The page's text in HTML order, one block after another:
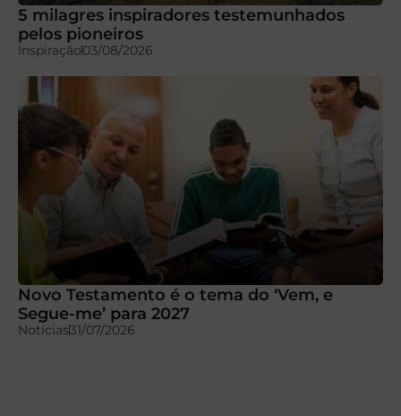
5 milagres inspiradores testemunhados
pelos pioneiros
Inspiração03/08/2026
Novo Testamento é o tema do ‘Vem, e
Segue-me’ para 2027
Notícias31/07/2026